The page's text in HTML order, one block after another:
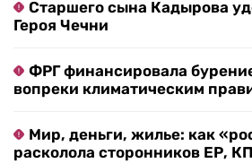
Старшего сына Кадырова
Героя Чечни
ФРГ финансировала
вопреки климатическим
Мир, деньги, жилье: как
расколола сторонников ЕР,